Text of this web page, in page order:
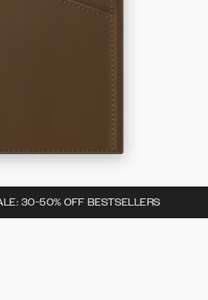
30-50% OFF BESTSELLERS